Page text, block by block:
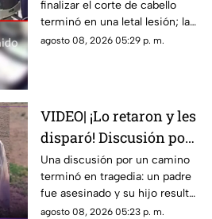
cuello a un cliente en
pleno corte
finalizar el corte de cabello
terminó en una letal lesión; las
estremecedoras imágenes
agosto 08, 2026 05:29 p. m.
VIDEO| ¡Lo retaron y les
disparó! Discusión por
un terreno termina con
un padre muerto y su
hijo herido
Una discusión por un camino
terminó en tragedia: un padre
fue asesinado y su hijo resultó
herido.
agosto 08, 2026 05:23 p. m.